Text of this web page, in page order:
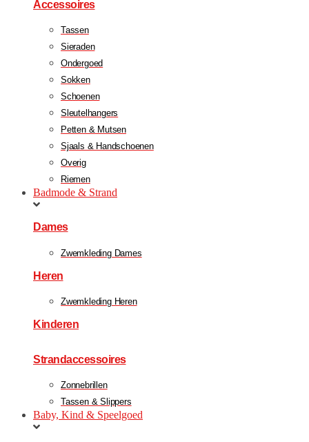
Accessoires
Tassen
Sieraden
Ondergoed
Sokken
Schoenen
Sleutelhangers
Petten & Mutsen
Sjaals & Handschoenen
Overig
Riemen
Badmode & Strand
Dames
Zwemkleding Dames
Heren
Zwemkleding Heren
Kinderen
Strandaccessoires
Zonnebrillen
Tassen & Slippers
Baby, Kind & Speelgoed